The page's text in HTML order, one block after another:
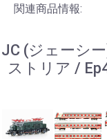
関連商品情報:
JC (ジェーシ
ストリア /